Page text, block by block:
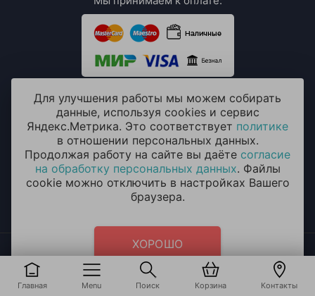
Главная Menu Поиск Корзина Контакты
ИП Мхитарян Эмиля Ариковна
ИНН: 771385063807
ОГРН / ОГРНИП: 319508100076230
2014 - 2026 © «ОКЕАН ШАРОВ» Воздушные шары с
круглосуточной доставкой в Москве и Московской области
Политика конфиденциальности
согласие на обработку
персональных данных
Для улучшения работы мы можем собирать
данные, используя cookies и сервис
Яндекс.Метрика. Это соответствует политике
в отношении персональных данных.
Продолжая работу на сайте вы даёте согласие
на обработку персональных данных. Файлы
cookie можно отключить в настройках Вашего
браузера.
ХОРОШО